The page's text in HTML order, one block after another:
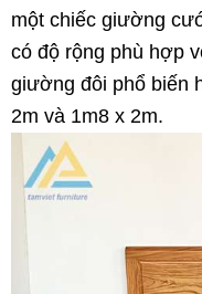
một chiếc giường
có độ rộng phù hợp
giường đôi phổ biến
2m và 1m8 x 2m.